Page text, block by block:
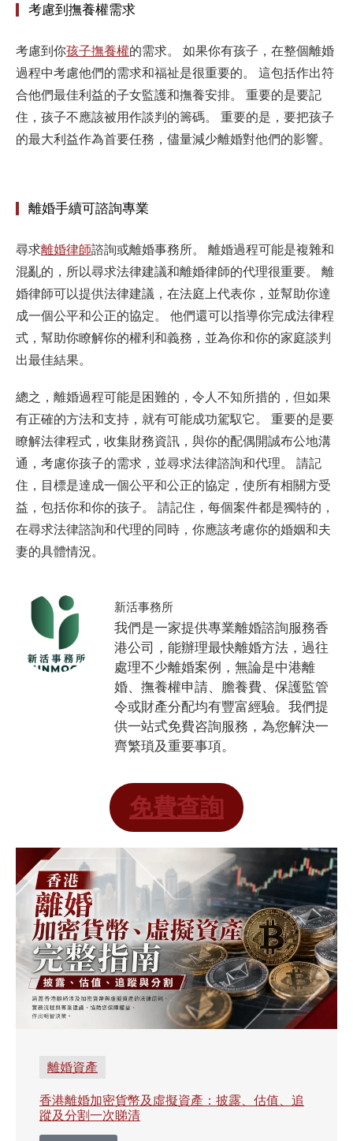
考慮到撫養權需求
考慮到你孩子撫養權的需求。
如果你有孩子，在整個離婚
過程中考慮他們的需求和福祉是很重要的。
這包括作出符
合他們最佳利益的子女監護和撫養安排。
重要的是要記
住，孩子不應該被用作談判的籌碼。
重要的是，要把孩子
的最大利益作為首要任務，儘量減少離婚對他們的影響。
離婚手續可諮詢專業
尋求離婚律師諮詢或離婚事務所。
離婚過程可能是複雜和
混亂的，所以尋求法律建議和離婚律師的代理很重要。
離
婚律師可以提供法律建議，在法庭上代表你，並幫助你達
成一個公平和公正的協定。
他們還可以指導你完成法律程
式，幫助你瞭解你的權利和義務，並為你和你的家庭談判
出最佳結果。
總之，離婚過程可能是困難的，令人不知所措的，但如果
有正確的方法和支持，就有可能成功駕馭它。
重要的是要
瞭解法律程式，收集財務資訊，與你的配偶開誠布公地溝
通，考慮你孩子的需求，並尋求法律諮詢和代理。
請記
住，目標是達成一個公平和公正的協定，使所有相關方受
益，包括你和你的孩子。
請記住，每個案件都是獨特的，
在尋求法律諮詢和代理的同時，你應該考慮你的婚姻和夫
妻的具體情況。
新活事務所
我們是一家提供專業離婚諮詢服務香
港公司，能辦理最快離婚方法，過往
處理不少離婚案例，無論是中港離
婚、撫養權申請、膽養費、保護監管
令或財產分配均有豐富經驗。我們提
供一站式免費咨詢服務，為您解決一
齊繁瑣及重要事項。
免費查詢
離婚資產
香港離婚加密貨幣及虛擬資產：披露、估值、追
蹤及分割一次睇清